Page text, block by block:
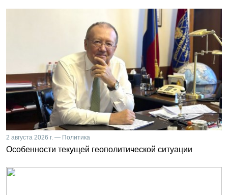
2 августа 2026 г. — Политика
Особенности текущей геополитической ситуации